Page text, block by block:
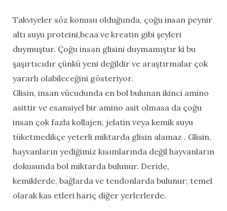
Takviyeler söz konusu olduğunda, çoğu insan peynir
altı suyu proteini,bcaa ve kreatin gibi şeyleri
duymuştur. Çoğu insan glisini duymamıştır ki bu
şaşırtıcıdır çünkü yeni değildir ve araştırmalar çok
yararlı olabileceğini gösteriyor.
Glisin, insan vücudunda en bol bulunan ikinci amino
asittir ve esansiyel bir amino asit olmasa da çoğu
insan çok fazla kollajen, jelatin veya kemik suyu
tüketmedikçe yeterli miktarda glisin alamaz . Glisin,
hayvanların yediğimiz kısımlarında değil hayvanların
dokusunda bol miktarda bulunur. Deride,
kemiklerde, bağlarda ve tendonlarda bulunur; temel
olarak kas etleri hariç diğer yerlerlerde.